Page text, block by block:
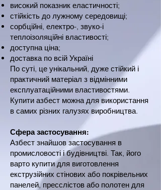
високий показник еластичності;
стійкість до лужному середовищі;
сорбційні, електро-, звуко-і
теплоізоляційні властивості;
доступна ціна;
доставка по всій Україні
По суті, це унікальний, дуже стійкий і
практичний матеріал з відмінними
експлуатаційними властивостями.
Купити азбест можна для використання
в самих різних галузях виробництва.
Сфера застосування:
Азбест знайшов застосування в
промисловості і будівництві. Так, його
варто купити для виготовлення
екструзійних стінових або покрівельних
панелей, пресслістов або полотен для